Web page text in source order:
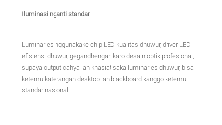
Iluminasi nganti standar
Luminaries nggunakake chip LED kualitas dhuwur, driver LED
efisiensi dhuwur, gegandhengan karo desain optik profesional,
supaya output cahya lan khasiat saka luminaries dhuwur, bisa
ketemu katerangan desktop lan blackboard kanggo ketemu
standar nasional.